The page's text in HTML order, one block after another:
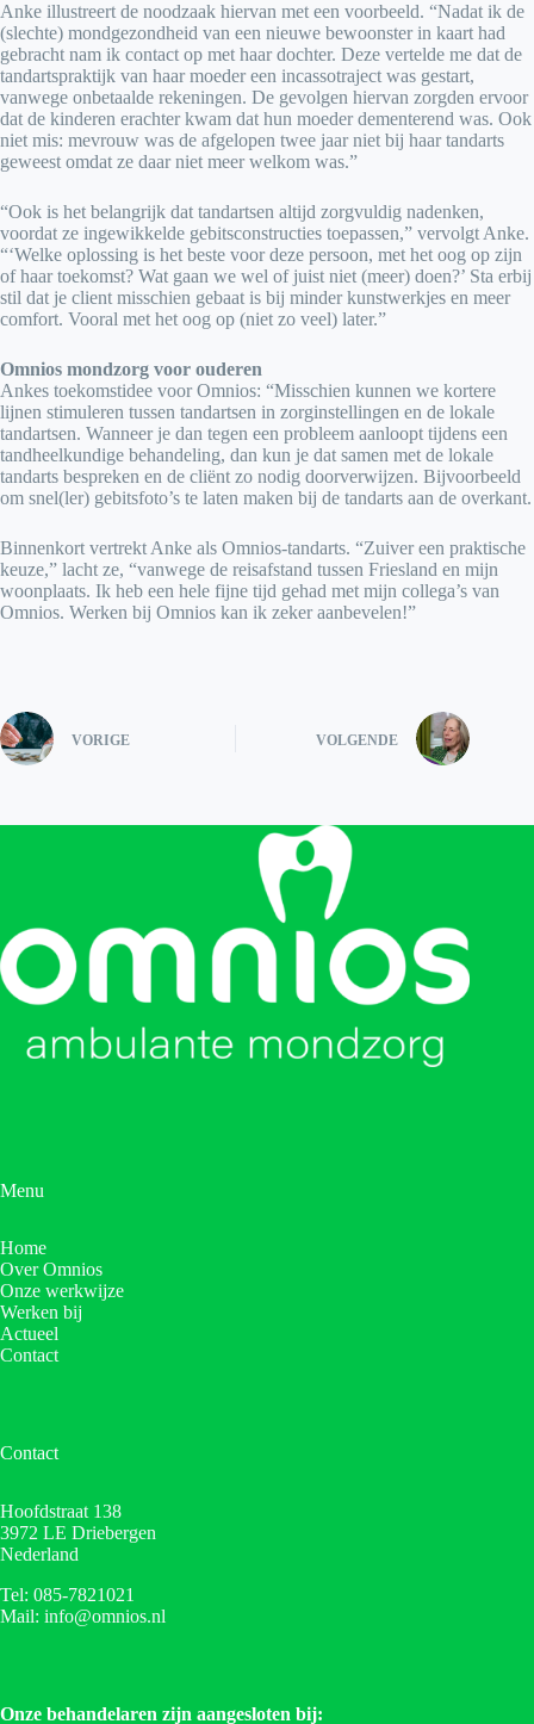
Anke illustreert de noodzaak hiervan met een voorbeeld. “Nadat ik de
(slechte) mondgezondheid van een nieuwe bewoonster in kaart had
gebracht nam ik contact op met haar dochter. Deze vertelde me dat de
tandartspraktijk van haar moeder een incassotraject was gestart,
vanwege onbetaalde rekeningen. De gevolgen hiervan zorgden ervoor
dat de kinderen erachter kwam dat hun moeder dementerend was. Ook
niet mis: mevrouw was de afgelopen twee jaar niet bij haar tandarts
geweest omdat ze daar niet meer welkom was.”
“Ook is het belangrijk dat tandartsen altijd zorgvuldig nadenken,
voordat ze ingewikkelde gebitsconstructies toepassen,” vervolgt Anke.
“‘Welke oplossing is het beste voor deze persoon, met het oog op zijn
of haar toekomst? Wat gaan we wel of juist niet (meer) doen?’ Sta erbij
stil dat je client misschien gebaat is bij minder kunstwerkjes en meer
comfort. Vooral met het oog op (niet zo veel) later.”
Omnios mondzorg voor ouderen
Ankes toekomstidee voor Omnios: “Misschien kunnen we kortere
lijnen stimuleren tussen tandartsen in zorginstellingen en de lokale
tandartsen. Wanneer je dan tegen een probleem aanloopt tijdens een
tandheelkundige behandeling, dan kun je dat samen met de lokale
tandarts bespreken en de cliënt zo nodig doorverwijzen. Bijvoorbeeld
om snel(ler) gebitsfoto’s te laten maken bij de tandarts aan de overkant.
Binnenkort vertrekt Anke als Omnios-tandarts. “Zuiver een praktische
keuze,” lacht ze, “vanwege de reisafstand tussen Friesland en mijn
woonplaats. Ik heb een hele fijne tijd gehad met mijn collega’s van
Omnios. Werken bij Omnios kan ik zeker aanbevelen!”
VORIGE VOLGENDE
Menu
Home
Over Omnios
Onze werkwijze
Werken bij
Actueel
Contact
Contact
Hoofdstraat 138
3972 LE Driebergen
Nederland
Tel: 085-7821021
Mail: info@omnios.nl
Onze behandelaren zijn aangesloten bij: